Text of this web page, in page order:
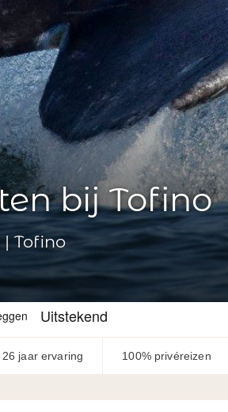
bij Tofino
Tofino
26 jaar ervaring 100% privéreizen